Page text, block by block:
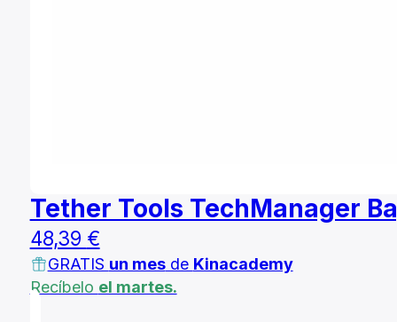
Tether Tools TechManager
48,39 €
GRATIS un mesde Kinacademy
Recíbelo el martes.